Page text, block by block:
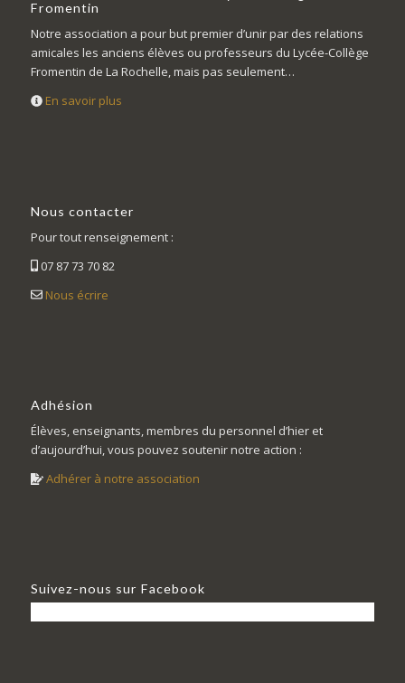
Fromentin
Notre association a pour but premier d’unir par des relations
amicales les anciens élèves ou professeurs du Lycée-Collège
Fromentin de La Rochelle, mais pas seulement…
En savoir plus
Nous contacter
Pour tout renseignement :
07 87 73 70 82
Nous écrire
Adhésion
Élèves, enseignants, membres du personnel d’hier et
d’aujourd’hui, vous pouvez soutenir notre action :
Adhérer à notre association
Suivez-nous sur Facebook